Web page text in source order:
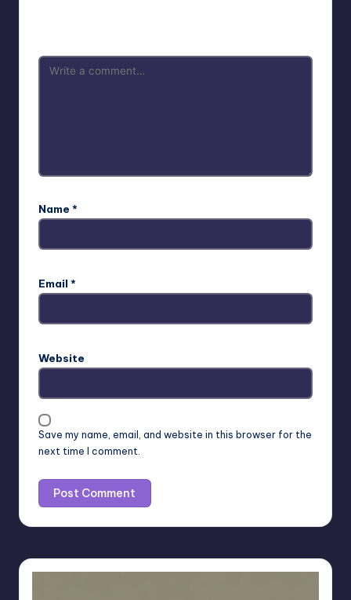
Name *
Email *
Website
Save my name, email, and website in this browser for the
next time I comment.